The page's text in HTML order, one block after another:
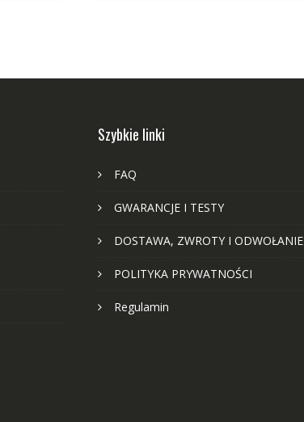
Szybkie linki
FAQ
GWARANCJE I TESTY
DOSTAWA, ZWROTY I ODWOŁANIE
POLITYKA PRYWATNOŚCI
Regulamin